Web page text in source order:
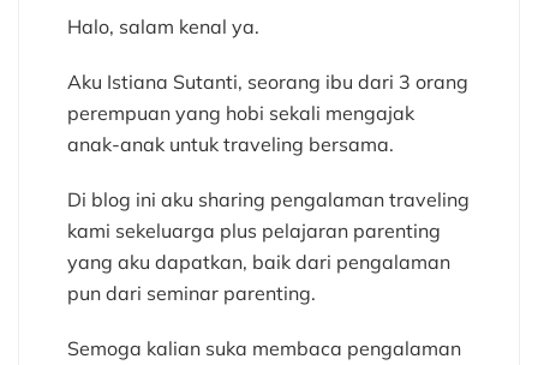
Halo, salam kenal ya.
Aku Istiana Sutanti, seorang ibu dari 3 orang
perempuan yang hobi sekali mengajak
anak-anak untuk traveling bersama.
Di blog ini aku sharing pengalaman traveling
kami sekeluarga plus pelajaran parenting
yang aku dapatkan, baik dari pengalaman
pun dari seminar parenting.
Semoga kalian suka membaca pengalaman